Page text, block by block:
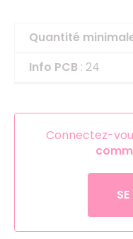
Quantité
Info PCB : 24
Connectez-